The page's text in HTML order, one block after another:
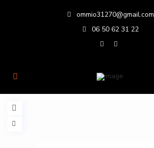
ommio31270@gmail.com
06 50 62 31 22